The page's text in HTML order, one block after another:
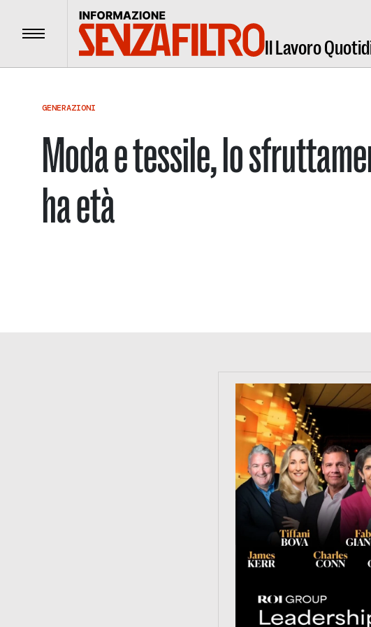
Menu Il Lavoro
GENERAZIONI
Moda e tessile, lo
ha età
https://tinyurl.com/